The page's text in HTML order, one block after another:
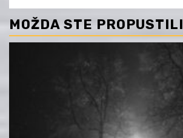
MOŽDA STE PROPUSTILI